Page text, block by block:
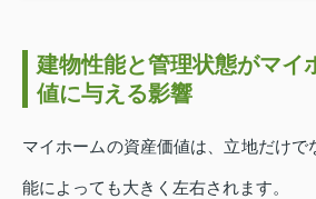
建物性能と管理状態がマイ
値に与える影響
マイホームの資産価値は、立地だけで
能によっても大きく左右されます。